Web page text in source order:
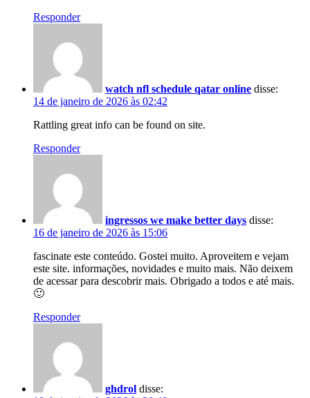
Responder
watch nfl schedule qatar online disse:
14 de janeiro de 2026 às 02:42
Rattling great info can be found on site.
Responder
ingressos we make better days disse:
16 de janeiro de 2026 às 15:06
fascinate este conteúdo. Gostei muito. Aproveitem e vejam
este site. informações, novidades e muito mais. Não deixem
de acessar para descobrir mais. Obrigado a todos e até mais.
🙂
Responder
ghdrol disse: